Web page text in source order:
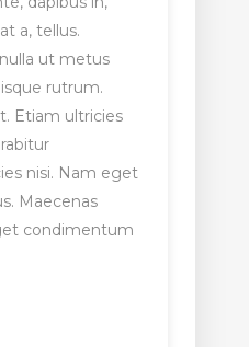
a, tellus.
ut metus
rutrum.
Etiam ultricies
nisi. Nam eget
Maecenas
condimentum